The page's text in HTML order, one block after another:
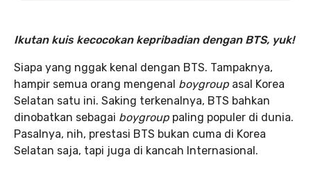
Ikutan kuis kecocokan kepribadian dengan BTS, yuk!
Siapa yang nggak kenal dengan BTS. Tampaknya,
hampir semua orang mengenal boygroup asal Korea
Selatan satu ini. Saking terkenalnya, BTS bahkan
dinobatkan sebagai boygroup paling populer di dunia.
Pasalnya, nih, prestasi BTS bukan cuma di Korea
Selatan saja, tapi juga di kancah Internasional.